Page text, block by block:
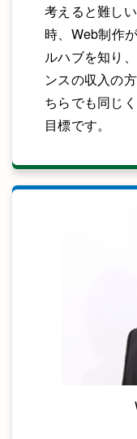
考えると難し
時、Web制作
ルハブを知り
ンスの収入の
ちらでも同じ
目標です。